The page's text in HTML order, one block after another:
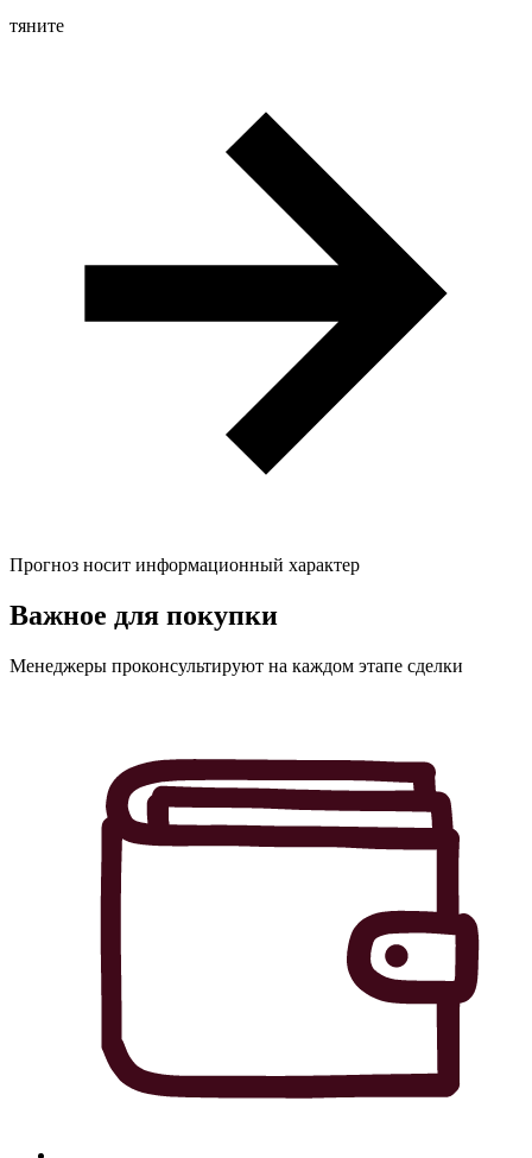
тяните
Прогноз носит информационный характер
Важное для покупки
Менеджеры проконсультируют на каждом этапе сделки